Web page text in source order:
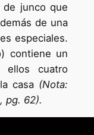
de junco que
de una
especiales.
contiene un
ellos cuatro
casa (Nota:
pg. 62).